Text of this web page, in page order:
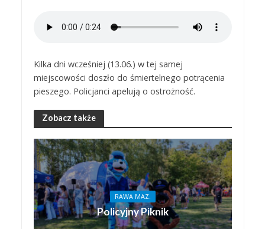
Kilka dni wcześniej (13.06.) w tej samej
miejscowości doszło do śmiertelnego potrącenia
pieszego. Policjanci apelują o ostrożność.
Zobacz także
RAWA MAZ.
Policyjny Piknik